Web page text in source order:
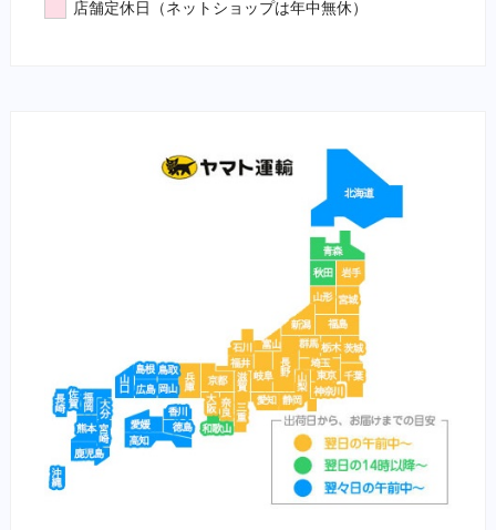
店舗定休日（ネットショップは年中無休）